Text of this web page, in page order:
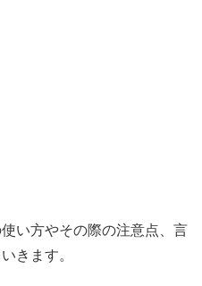
い方やその際の注意点、言
きます。